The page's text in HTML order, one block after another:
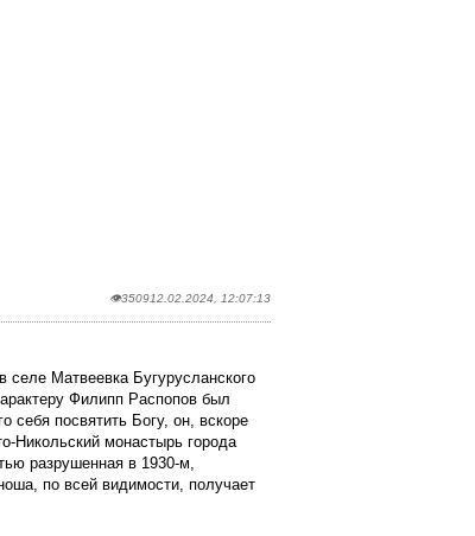
👁350912.02.2024, 12:07:13
Матвеевка Бугурусланского
Филипп Распопов был
посвятить Богу, он, вскоре
Никольский монастырь города
разрушенная в 1930-м,
по всей видимости, получает